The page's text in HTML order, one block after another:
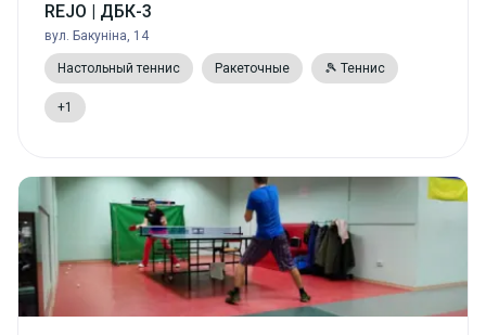
REJO | ДБК-3
вул. Бакуніна, 14
Настольный теннис Ракеточные 🎾 Теннис
+1